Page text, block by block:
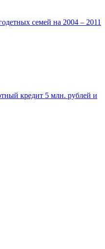
семей на 2004 – 2011
кредит 5 млн. рублей и